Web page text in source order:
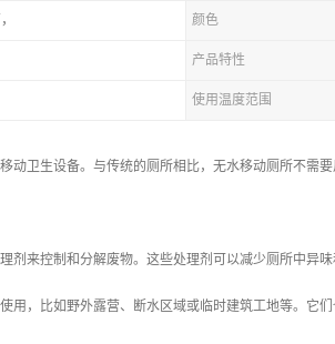
颜色
产品特性
使用温度范围
动卫生设备。与传统的厕所相比，无水移动厕所不需
剂来控制和分解废物。这些处理剂可以减少厕所中异
用，比如野外露营、断水区域或临时建筑工地等。它